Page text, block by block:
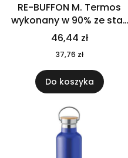
RE-BUFFON M. Termos
wykonany w 90% ze stali
nierdzewnej
pochodzącej z
recyklingu 520 ml 94294
46,44 zł
37,76 zł
Do koszyka